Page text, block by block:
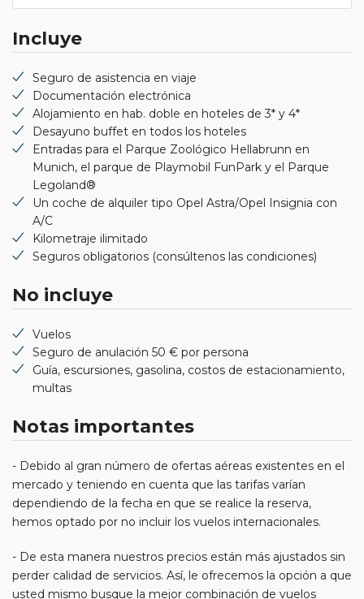
Incluye
Seguro de asistencia en viaje
Documentación electrónica
Alojamiento en hab. doble en hoteles de 3* y 4*
Desayuno buffet en todos los hoteles
Entradas para el Parque Zoológico Hellabrunn en
Munich, el parque de Playmobil FunPark y el Parque
Legoland®
Un coche de alquiler tipo Opel Astra/Opel Insignia con
A/C
Kilometraje ilimitado
Seguros obligatorios (consúltenos las condiciones)
No incluye
Vuelos
Seguro de anulación 50 € por persona
Guía, escursiones, gasolina, costos de estacionamiento,
multas
Notas importantes
- Debido al gran número de ofertas aéreas existentes en el
mercado y teniendo en cuenta que las tarifas varían
dependiendo de la fecha en que se realice la reserva,
hemos optado por no incluir los vuelos internacionales.
- De esta manera nuestros precios están más ajustados sin
perder calidad de servicios. Así, le ofrecemos la opción a que
usted mismo busque la mejor combinación de vuelos